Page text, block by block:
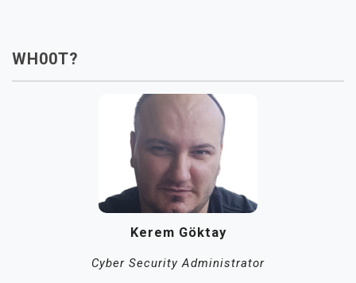
WH00T?
Kerem Göktay
Cyber Security Administrator